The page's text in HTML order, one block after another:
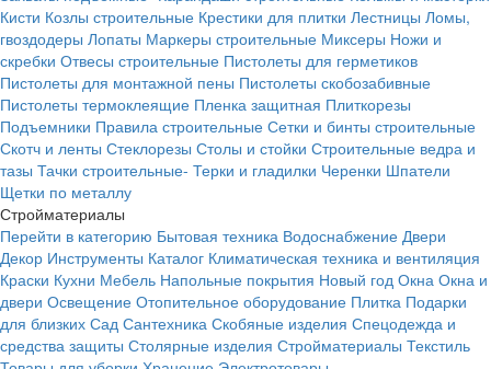
Кисти Козлы строительные Крестики для плитки Лестницы Ломы,
гвоздодеры Лопаты Маркеры строительные Миксеры Ножи и
скребки Отвесы строительные Пистолеты для герметиков
Пистолеты для монтажной пены Пистолеты скобозабивные
Пистолеты термоклеящие Пленка защитная Плиткорезы
Подъемники Правила строительные Сетки и бинты строительные
Скотч и ленты Стеклорезы Столы и стойки Строительные ведра и
тазы Тачки строительные- Терки и гладилки Черенки Шпатели
Щетки по металлу
Стройматериалы
Перейти в категорию Бытовая техника Водоснабжение Двери
Декор Инструменты Каталог Климатическая техника и вентиляция
Краски Кухни Мебель Напольные покрытия Новый год Окна Окна и
двери Освещение Отопительное оборудование Плитка Подарки
для близких Сад Сантехника Скобяные изделия Спецодежда и
средства защиты Столярные изделия Стройматериалы Текстиль